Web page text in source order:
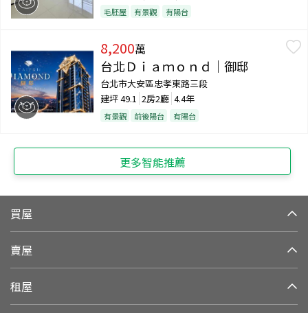
毛胚屋 有景觀 有陽台
8,200萬
台北Ｄｉａｍｏｎｄ｜御邸
台北市大安區忠孝東路三段
建坪49.1 2房2廳 4.4年
有景觀 前後陽台 有陽台
更多智能推薦
買屋
賣屋
租屋